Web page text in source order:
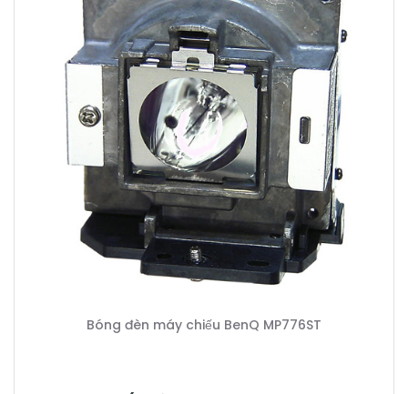
Bóng đèn máy chiếu BenQ MP776ST